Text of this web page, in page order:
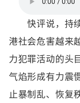
快评说，持续
港社会危害越来
力犯罪活动的头
气焰形成有力震
止暴制乱、恢复